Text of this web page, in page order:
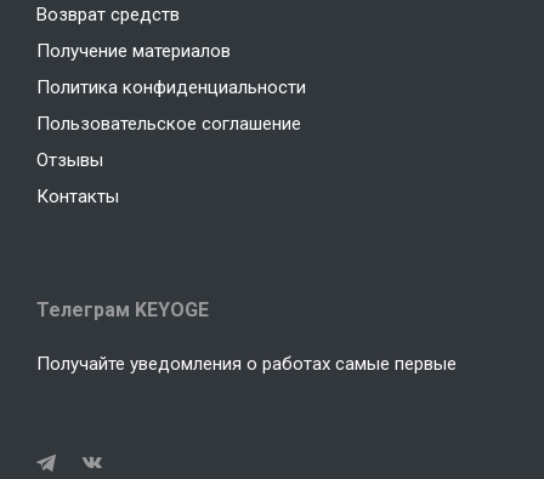
Возврат средств
Получение материалов
Политика конфиденциальности
Пользовательское соглашение
Отзывы
Контакты
Телеграм KEYOGE
Получайте уведомления о работах самые первые